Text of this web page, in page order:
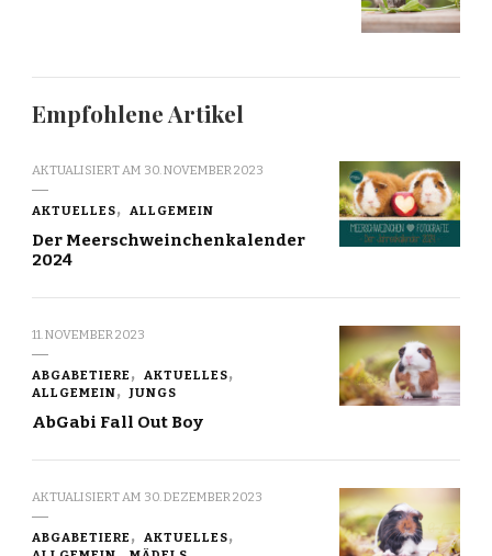
Empfohlene Artikel
AKTUALISIERT AM 30. NOVEMBER 2023
AKTUELLES ALLGEMEIN
Der Meerschweinchenkalender
2024
11. NOVEMBER 2023
ABGABETIERE
AKTUELLES
ALLGEMEIN
JUNGS
AbGabi Fall Out Boy
AKTUALISIERT AM 30. DEZEMBER 2023
ABGABETIERE
AKTUELLES